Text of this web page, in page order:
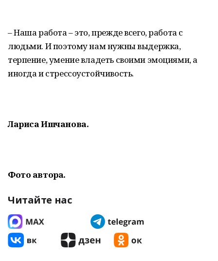
– Наша работа – это, прежде всего, работа с
людьми. И поэтому нам нужны выдержка,
терпение, умение владеть своими эмоциями, а
иногда и стрессоустойчивость.
Лариса Ишчанова.
Фото автора.
Читайте нас